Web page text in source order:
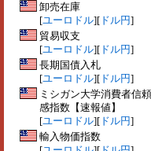
卸売在庫
[ユーロドル][ ドル円]
貿易収支
[ユーロドル][ ドル円]
長期国債入札
[ユーロドル][ ドル円]
ミシガン大学消費者信頼
感指数【速報値】
[ユーロドル][ ドル円]
輸入物価指数